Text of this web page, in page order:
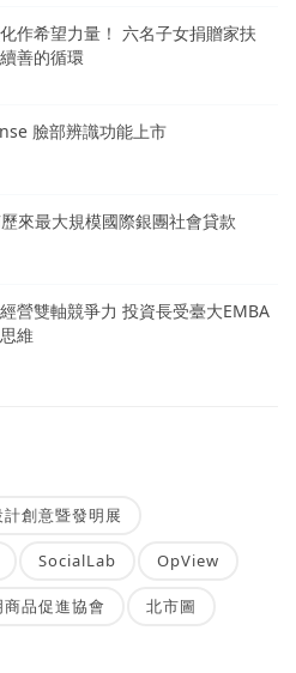
作希望力量！ 六名子女捐贈家扶
善的循環
臉部辨識功能上市
來最大規模國際銀團社會貸款
營雙軸競爭力 投資長受臺大EMBA
維
計創意暨發明展
SocialLab OpView
品促進協會 北市圖